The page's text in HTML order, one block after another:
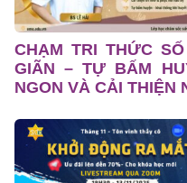
CHẠM TRI THỨC
GIÃN – TỰ BẤM
NGON VÀ CẢI THIỆN